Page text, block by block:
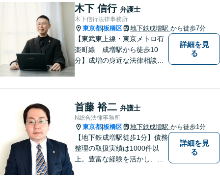
納得のいく解決を目指して、
全力を尽くします。【法テラ
ス利用可能】
木下 信行 弁護士
木下信行法律事務所
東京都 板橋区 地下鉄成増駅 から徒歩7分
【東武東上線・東京メトロ有
楽町線 成増駅から徒歩10
分】成増の身近な法律相談所
詳細を見
る
首藤 裕二 弁護士
N総合法律事務所
東京都 板橋区 地下鉄成増駅 から徒歩1分
【地下鉄成増駅徒歩1分】債務
整理の取扱実績は1000件以
上。豊富な経験を活かし、ご
詳細を見
る